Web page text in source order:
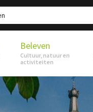
Beleven
Cultuur, natuur en
activiteiten